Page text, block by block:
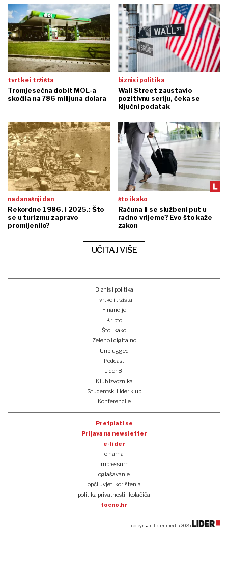
tvrtke i tržišta
Tromjesečna dobit MOL-a
skočila na 786 milijuna dolara
biznis i politika
Wall Street zaustavio
pozitivnu seriju, čeka se
ključni podatak
na današnji dan
Rekordne 1986. i 2025.: Što
se u turizmu zapravo
promijenilo?
što i kako
Računa li se službeni put u
radno vrijeme? Evo što kaže
zakon
UČITAJ VIŠE
Biznis i politika
Tvrtke i tržišta
Financije
Kripto
Što i kako
Zeleno i digitalno
Unplugged
Podcast
Lider BI
Klub izvoznika
Studentski Lider klub
Konferencije
Pretplati se
Prijava na newsletter
e-lider
o nama
impressum
oglašavanje
opći uvjeti korištenja
politika privatnosti i kolačića
tocno.hr
copyright lider media 2025.